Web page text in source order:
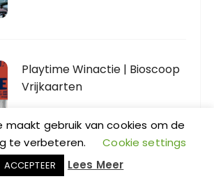
Playtime Winactie | Bioscoop
Vrijkaarten
maakt gebruik van cookies om de
te verbeteren.
Cookie settings
ACCEPTEER Lees Meer